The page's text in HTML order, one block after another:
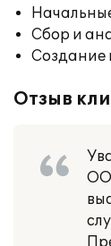
Сбор и
Создание
Отзыв